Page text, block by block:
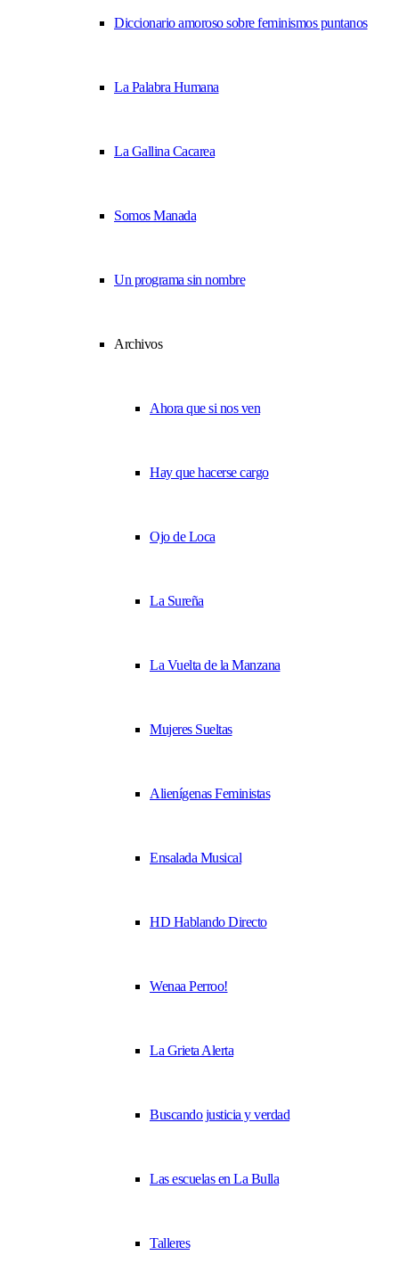
Diccionario amoroso sobre feminismos puntanos
La Palabra Humana
La Gallina Cacarea
Somos Manada
Un programa sin nombre
Archivos
Ahora que si nos ven
Hay que hacerse cargo
Ojo de Loca
La Sureña
La Vuelta de la Manzana
Mujeres Sueltas
Alienígenas Feministas
Ensalada Musical
HD Hablando Directo
Wenaa Perroo!
La Grieta Alerta
Buscando justicia y verdad
Las escuelas en La Bulla
Talleres